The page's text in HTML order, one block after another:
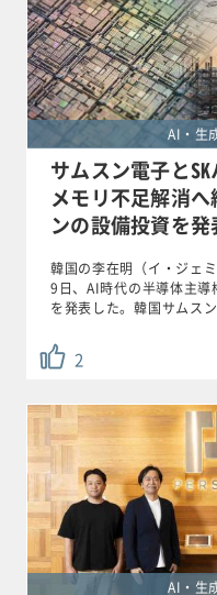
AI・生
サムスン電子とSK
メモリ不足解消へ
ンの設備投資を発
2
韓国の李在明（イ・ジェ
9日、AI時代の半導体主導
を発表した。韓国サムス
AI・生